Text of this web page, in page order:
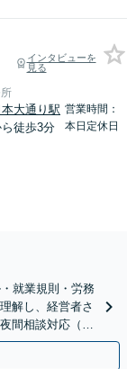
インタビューを
見る
本大通り駅
徒歩3分
営業時間：
本日定休日
就業規則・労務
解し、経営者さ
間相談対応（要